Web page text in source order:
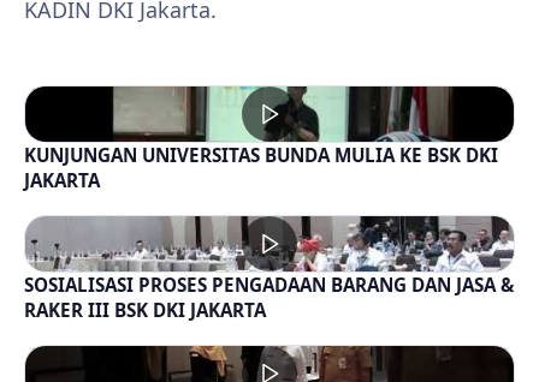
KADIN DKI Jakarta.
KUNJUNGAN UNIVERSITAS BUNDA MULIA KE BSK DKI
JAKARTA
SOSIALISASI PROSES PENGADAAN BARANG DAN JASA &
RAKER III BSK DKI JAKARTA